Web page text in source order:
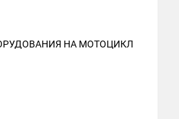
НА МОТОЦИКЛ